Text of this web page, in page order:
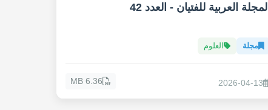
المجلة العربية للفتيان - العدد 42
مجلة العلوم
2026-04-13
6.36 MB